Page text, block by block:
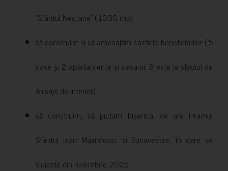
”Sfântul Nectarie” ( 1000 mp);
să construim și să amenajăm cazările beneficiarilor ( 5
case și 2 apartamente și casa nr 8 este la stadiul de
finisaje de interior);
să construim, să pictăm biserica, ce are Hramul
Sfântul Ioan Maximovici și Bunavestire, în care se
slujește din noiembrie 2025;